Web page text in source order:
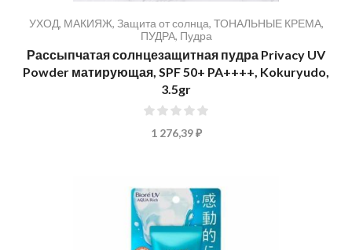
УХОД, МАКИЯЖ, Защита от солнца, ТОНАЛЬНЫЕ КРЕМА,
ПУДРА, Пудра
Рассыпчатая солнцезащитная пудра Privacy UV
Powder матирующая, SPF 50+ PA++++, Kokuryudo,
3.5gr
1 276,39 ₽